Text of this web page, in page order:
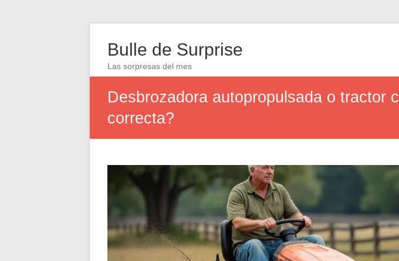
Bulle de Surprise
Las sorpresas del mes
Desbrozadora autopropulsada o tractor
correcta?